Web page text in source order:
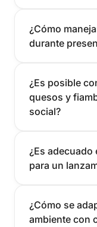
¿Cómo
durante
¿Es posible
quesos y
social?
¿Es
para un
¿Cómo se
ambiente con